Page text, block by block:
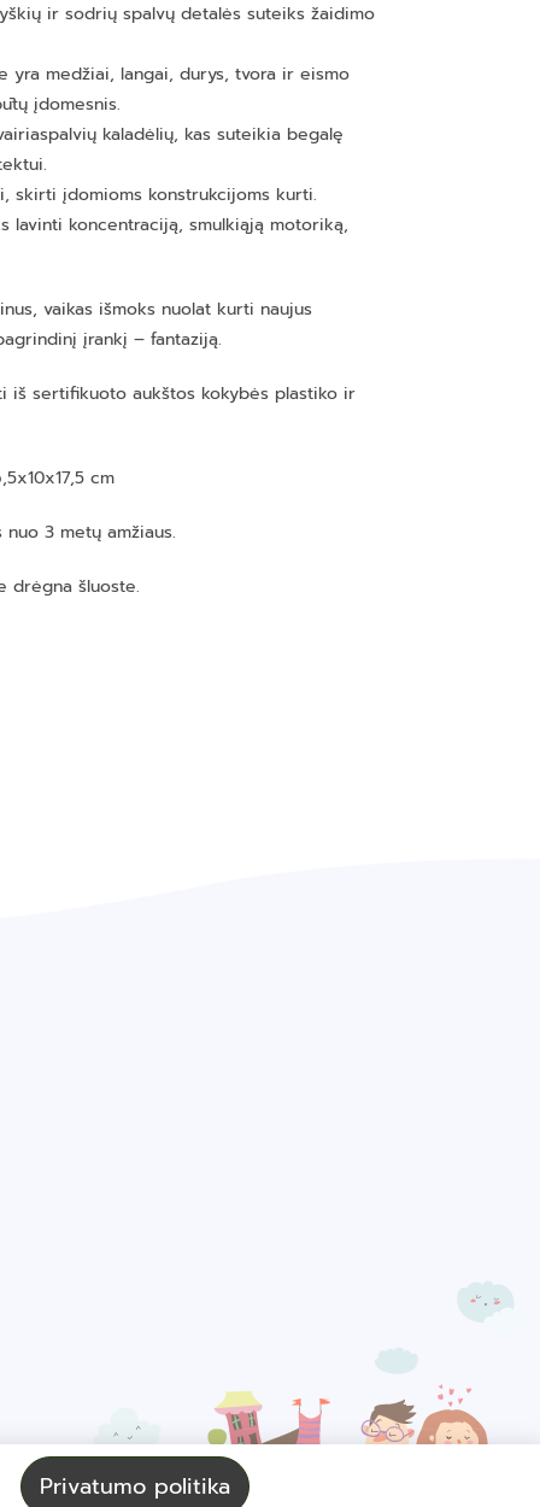
ir sodrių spalvų detalės suteiks žaidimo
yra medžiai, langai, durys, tvora ir eismo
įdomesnis.
kaladėlių, kas suteikia begalę
skirti įdomioms konstrukcijoms kurti.
lavinti koncentraciją, smulkiąją motoriką,
vaikas išmoks nuolat kurti naujus
įrankį – fantaziją.
iš sertifikuoto aukštos kokybės plastiko ir
cm
nuo 3 metų amžiaus.
drėgna šluoste.
Privatumo politika